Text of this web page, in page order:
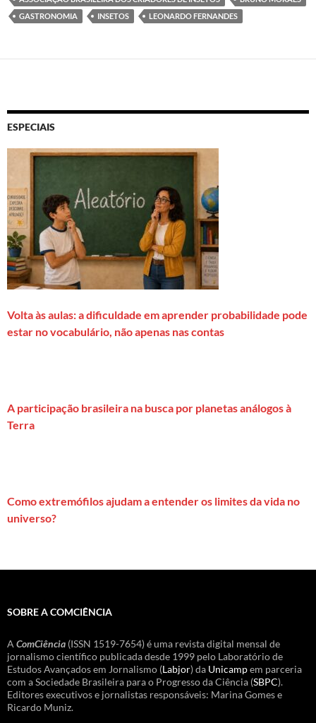
GASTRONOMIA
INSETOS LEONARDO FERNANDES
ESPECIAIS
Volta às aulas: a dificuldade em aprender probabilidade pode
estar no vocabulário, não apenas nas contas
A participação brasileira na busca por planetas análogos à
Terra
Como extremófilos ajudam a entender os limites da vida no
universo?
SOBRE A COMCIÊNCIA
A ComCiência (ISSN 1519-7654) é uma revista digital mensal de
jornalismo científico publicada desde 1999 pelo Laboratório de
Estudos Avançados em Jornalismo (Labjor) da Unicampem parceria
com a Sociedade Brasileira para o Progresso da Ciência (SBPC).
Editores executivos e jornalistas responsáveis: Marina Gomes e
Ricardo Muniz.